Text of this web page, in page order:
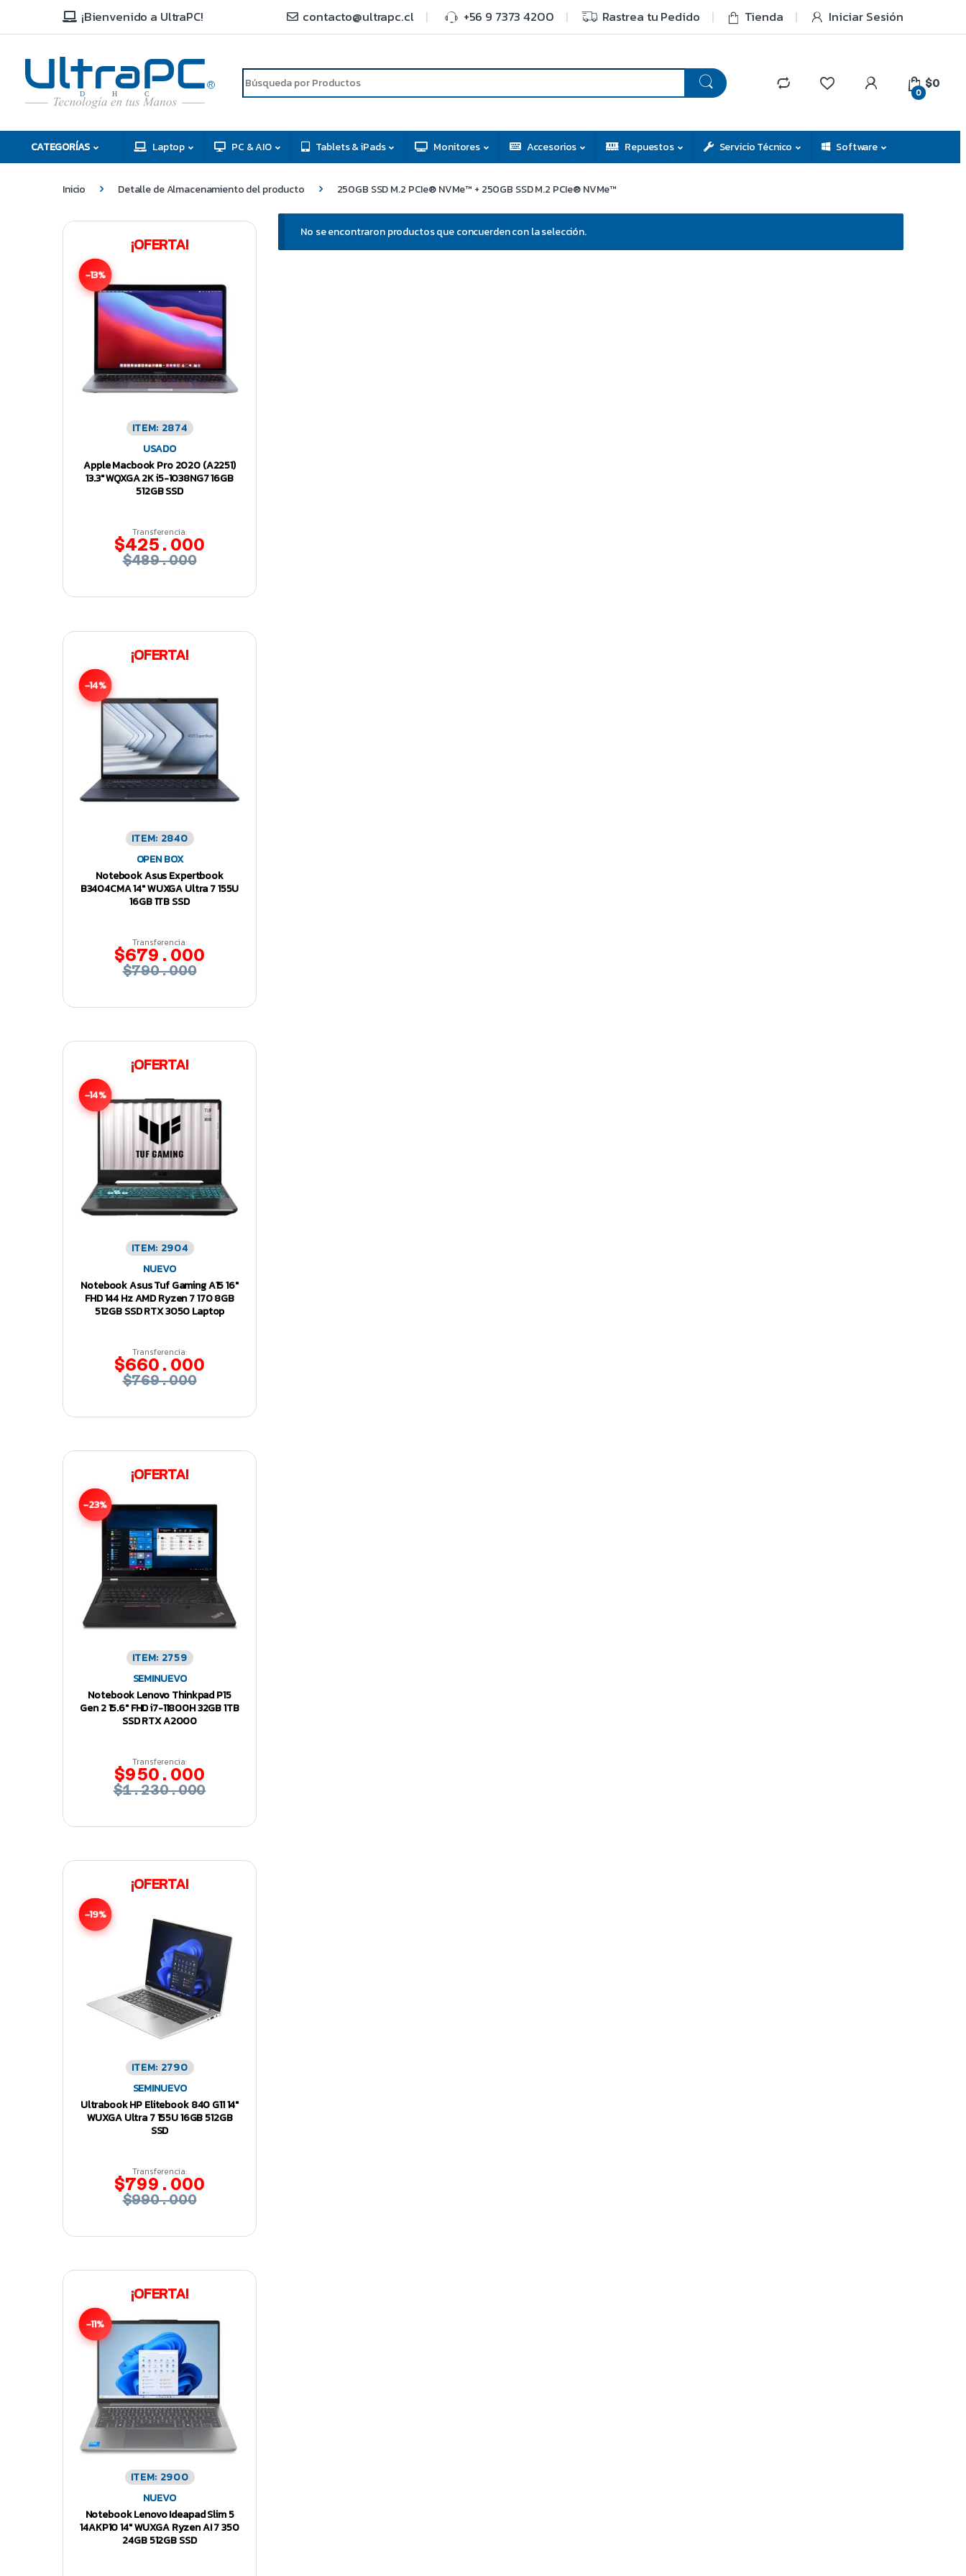
¡Bienvenido a UltraPC! contacto@ultrapc.cl +56 9 7373 4200 Rastrea tu Pedido Tienda Iniciar Sesión
C
H
D
R
0
$0
CATEGORÍAS Laptop PC & AIO Tablets & iPads Monitores Accesorios Repuestos Servicio Técnico Software
Inicio Detalle de Almacenamiento del producto 250GB SSD M.2 PCIe® NVMe™ + 250GB SSD M.2 PCIe® NVMe™
No se encontraron productos que concuerden con la selección.
¡OFERTA!
-13%
ITEM: 2874
USADO
Apple Macbook Pro 2020 (A2251)
13.3″ WQXGA 2K i5-1038NG7 16GB
512GB SSD
Transferencia:
$425.000
$489.000
¡OFERTA!
-14%
ITEM: 2840
OPEN BOX
Notebook Asus Expertbook
B3404CMA 14″ WUXGA Ultra 7 155U
16GB 1TB SSD
Transferencia:
$679.000
$790.000
¡OFERTA!
-14%
ITEM: 2904
NUEVO
Notebook Asus Tuf Gaming A15 16″
FHD 144 Hz AMD Ryzen 7 170 8GB
512GB SSD RTX 3050 Laptop
Transferencia:
$660.000
$769.000
¡OFERTA!
-23%
ITEM: 2759
SEMINUEVO
Notebook Lenovo Thinkpad P15
Gen 2 15.6″ FHD i7-11800H 32GB 1TB
SSD RTX A2000
Transferencia:
$950.000
$1.230.000
¡OFERTA!
-19%
ITEM: 2790
SEMINUEVO
Ultrabook HP Elitebook 840 G11 14″
WUXGA Ultra 7 155U 16GB 512GB
SSD
Transferencia:
$799.000
$990.000
¡OFERTA!
-11%
ITEM: 2900
NUEVO
Notebook Lenovo Ideapad Slim 5
14AKP10 14″ WUXGA Ryzen AI 7 350
24GB 512GB SSD